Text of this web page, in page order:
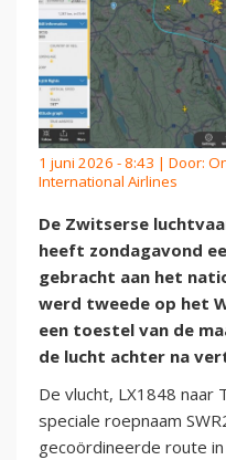
1 juni 2026 - 8:43 | Door:
International Airlines
De Zwitserse
heeft zondagavond
gebracht aan het
werd tweede op het
een toestel van de
de lucht achter na
De vlucht, LX1848 naar
speciale roepnaam
gecoördineerde route